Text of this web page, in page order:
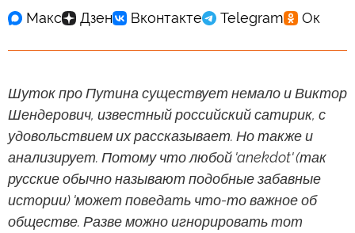
Шуток про Путина существует немало и Виктор
Шендерович, известный российский сатирик, с
удовольствием их рассказывает. Но также и
анализирует. Потому что любой 'anekdot' (так
русские обычно называют подобные забавные
истории) 'может поведать что-то важное об
обществе. Разве можно игнорировать тот